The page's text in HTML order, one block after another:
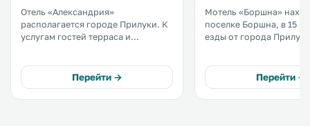
Отель «Александрия»
располагается городе Прилуки. К
услугам гостей терраса и
кондиционер, холодильник и фен.
.
Перейти →
Мотель «Боршна»
поселке Боршна, в 15
езды от города Прилуки.
бесплатным WiFi. .
Перейти →